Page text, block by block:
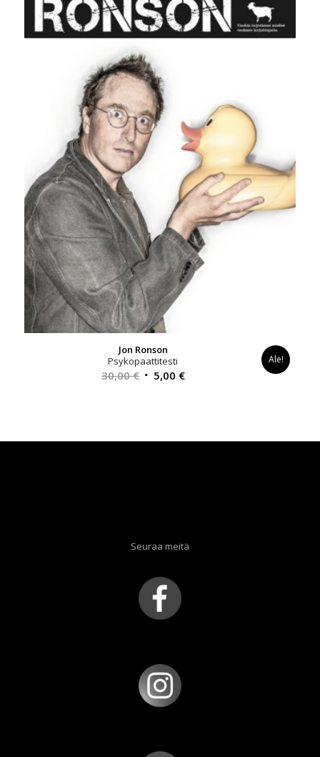
Jon Ronson
Psykopaattitesti
30,00€ Alkuperäinen
5,00 €Nykyinen
Ale!
Seuraa meitä